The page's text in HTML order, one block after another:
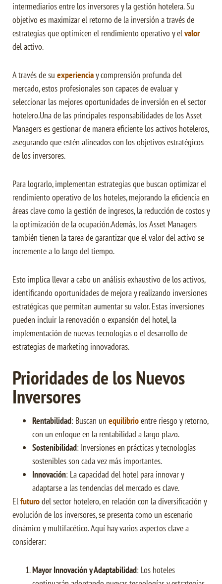
intermediarios entre los inversores y la gestión hotelera. Su
objetivo es maximizar el retorno de la inversión a través de
estrategias que optimicen el rendimiento operativo y elvalor
del activo.
A través de su experienciay comprensión profunda del
mercado, estos profesionales son capaces de evaluar y
seleccionar las mejores oportunidades de inversión en el sector
hotelero.Una de las principales responsabilidades de los Asset
Managers es gestionar de manera eficiente los activos hoteleros,
asegurando que estén alineados con los objetivos estratégicos
de los inversores.
Para lograrlo, implementan estrategias que buscan optimizar el
rendimiento operativo de los hoteles, mejorando la eficiencia en
áreas clave como la gestión de ingresos, la reducción de costos y
la optimización de la ocupación.Además, los Asset Managers
también tienen la tarea de garantizar que el valor del activo se
incremente a lo largo del tiempo.
Esto implica llevar a cabo un análisis exhaustivo de los activos,
identificando oportunidades de mejora y realizando inversiones
estratégicas que permitan aumentar su valor. Estas inversiones
pueden incluir la renovación o expansión del hotel, la
implementación de nuevas tecnologías o el desarrollo de
estrategias de marketing innovadoras.
Prioridades de los Nuevos
Inversores
Rentabilidad: Buscan un equilibrioentre riesgo y retorno,
con un enfoque en la rentabilidad a largo plazo.
Sostenibilidad: Inversiones en prácticas y tecnologías
sostenibles son cada vez más importantes.
Innovación: La capacidad del hotel para innovar y
adaptarse a las tendencias del mercado es clave.
Elfuturodel sector hotelero, en relación con la diversificación y
evolución de los inversores, se presenta como un escenario
dinámico y multifacético. Aquí hay varios aspectos clave a
considerar:
Mayor Innovación y Adaptabilidad: Los hoteles